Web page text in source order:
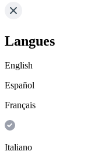
Langues
English
Español
Français
Italiano